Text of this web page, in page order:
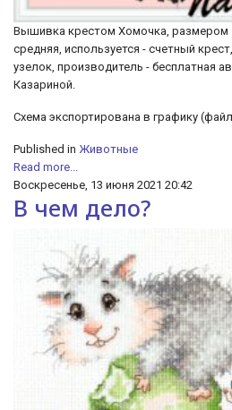
Вышивка крестом Хомочка, размером
средняя, используется - счетный
узелок, производитель - бесплатная
Казариной.
Схема экспортирована в графику
Published in Животные
Read more...
Воскресенье, 13 июня 2021 20:42
В чем дело?